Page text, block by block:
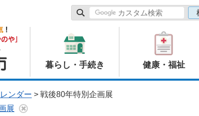
暮らし・手続き 健康・福祉
ンダー > 戦後80年特別企画展
展